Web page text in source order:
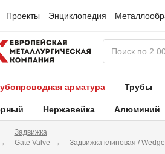
Проекты Энциклопедия
арматура Трубы
Нержавейка Алюминий
Задвижка
Gate Valve
Задвижка клиновая /